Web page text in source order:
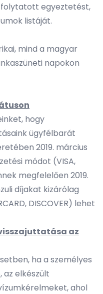
folytatott egyeztetést,
listáját.
, mind a magyar
napokon
hogy
ügyfélbarát
2019. március
módot (VISA,
megfelelően 2019.
díjakat kizárólag
DISCOVER) lehet
az
ha a személyes
elkészült
ahol